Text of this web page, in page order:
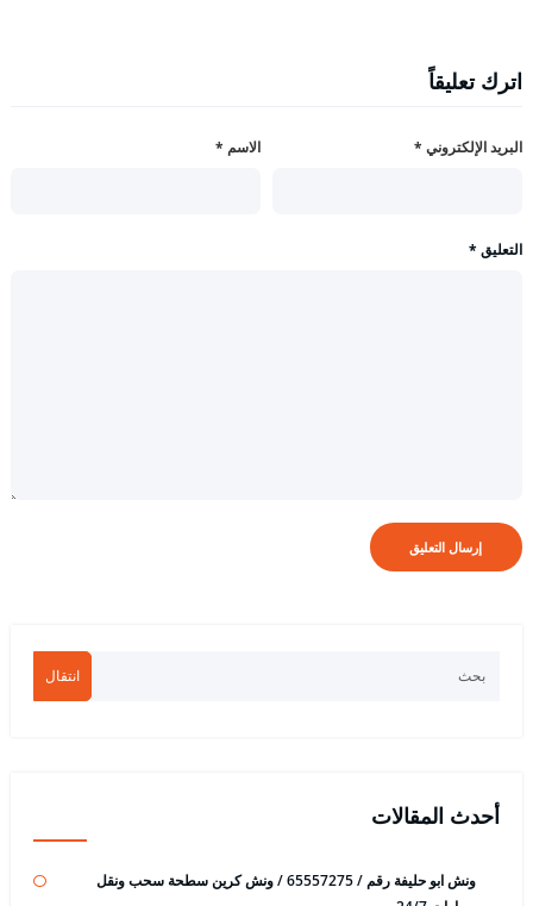
اترك تعليقاً
الاسم * البريد الإلكتروني *
التعليق *
انتقال
أحدث المقالات
ونش ابو حليفة رقم / 65557275 / ونش كرين سطحة سحب ونقل